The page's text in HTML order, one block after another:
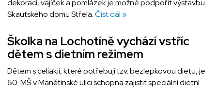
dekorací, vajíček a pomlázek je možné podpořit výstavbu
Skautského domu Střela.Číst dál »
Školka na Lochotíně vychází vstříc
dětem s dietním režimem
Dětem s celiakií, které potřebují tzv. bezlepkovou dietu, je
60. MŠ v Manětínské ulici schopna zajistit speciální dietní